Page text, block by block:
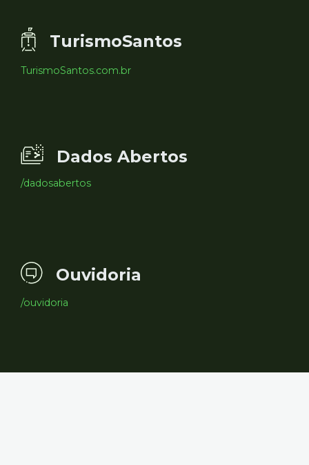
TurismoSantos
TurismoSantos.com.br
Dados Abertos
/dadosabertos
Ouvidoria
/ouvidoria